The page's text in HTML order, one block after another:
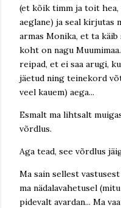
(et kõik timm ja toit
aeglane) ja seal kirjutas
armas Monika, et ta
koht on nagu
reipad, et ei saa arugi,
jäetud ning teinekord
veel kauem) aega...
Esmalt ma lihtsalt
võrdlus.
Aga tead, see võrdlus
Ma sain sellest
ma nädalavahetusel
pidevalt avardan... Ma